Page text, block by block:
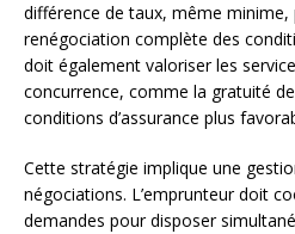
différence de taux, même
renégociation complète des
doit également valoriser les
concurrence, comme la gratuité
conditions d’assurance plus
Cette stratégie implique une
négociations. L’emprunteur doit
demandes pour disposer